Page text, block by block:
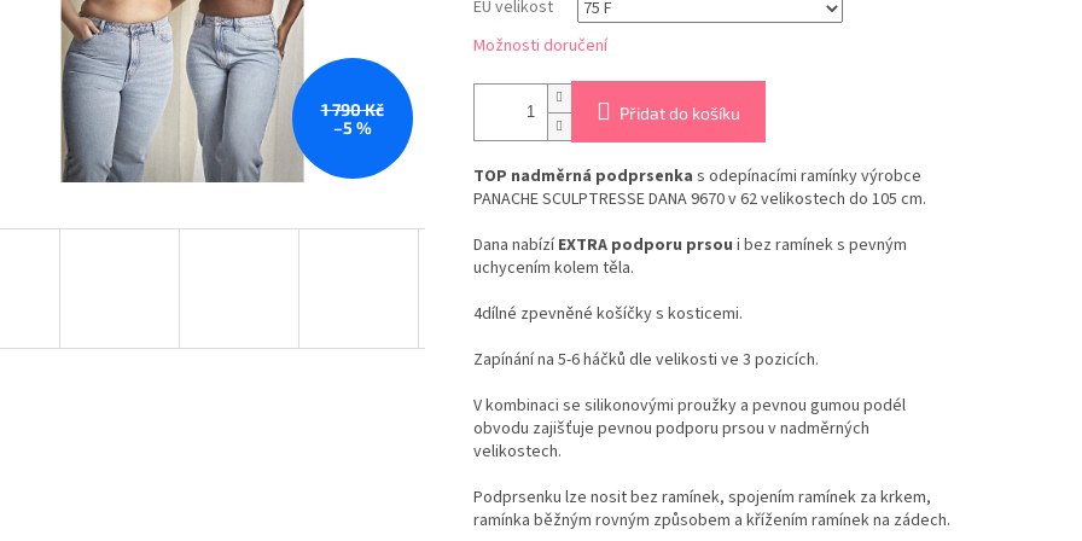
1 790 Kč
–5 %
EU velikost
Možnosti doručení
Přidat do košíku
TOP nadměrná podprsenka s odepínacími ramínky výrobce
PANACHE SCULPTRESSE DANA 9670 v 62 velikostech do 105 cm.
Dana nabízíEXTRA podporu prsou i bez ramínek s pevným
uchycením kolem těla.
4dílné zpevněné košíčky s kosticemi.
Zapínání na 5-6 háčků dle velikosti ve 3 pozicích.
V kombinaci se silikonovými proužky a pevnou gumou podél
obvodu zajišťuje pevnou podporu prsou v nadměrných
velikostech.
Podprsenku lze nosit bez ramínek, spojením ramínek za krkem,
ramínka běžným rovným způsobem a křížením ramínek na zádech.